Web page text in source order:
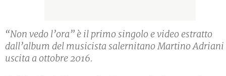
“Non vedo l’ora” è il primo singolo e video estratto
dall’album del musicista salernitano Martino
uscita a ottobre 2016.